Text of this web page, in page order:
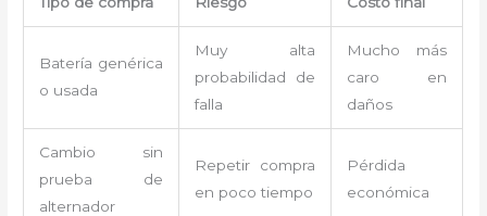
Batería genérica
o usada
Muy alta
probabilidad de
falla
Mucho más
caro en
daños
Cambio sin
prueba de
alternador
Repetir compra
en poco tiempo
Pérdida
económica